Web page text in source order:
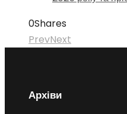
0Shares
PrevNext
Архіви